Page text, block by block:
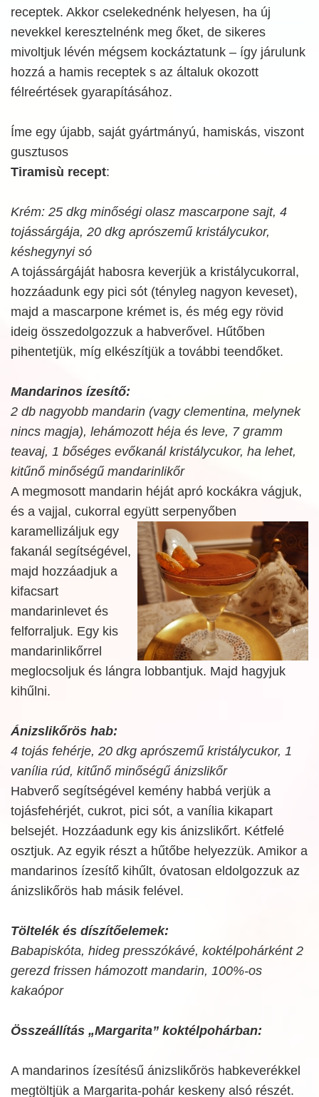
receptek. Akkor cselekednénk helyesen, ha új
nevekkel keresztelnénk meg őket, de sikeres
mivoltjuk lévén mégsem kockáztatunk – így járulunk
hozzá a hamis receptek s az általuk okozott
félreértések gyarapításához.
Íme egy újabb, saját gyártmányú, hamiskás, viszont
gusztusos
Tiramisù recept:
Krém: 25 dkg minőségi olasz mascarpone sajt, 4
tojássárgája, 20 dkg aprószemű kristálycukor,
késhegynyi só
A tojássárgáját habosra keverjük a kristálycukorral,
hozzáadunk egy pici sót (tényleg nagyon keveset),
majd a mascarpone krémet is, és még egy rövid
ideig összedolgozzuk a habverővel. Hűtőben
pihentetjük, míg elkészítjük a további teendőket.
Mandarinos ízesítő:
2 db nagyobb mandarin (vagy clementina, melynek
nincs magja), lehámozott héja és leve, 7 gramm
teavaj, 1 bőséges evőkanál kristálycukor, ha lehet,
kitűnő minőségű mandarinlikőr
A megmosott mandarin héját apró kockákra vágjuk,
és a vajjal, cukorral együtt serpenyőben
karamellizáljuk egy
fakanál segítségével,
majd hozzáadjuk a
kifacsart
mandarinlevet és
felforraljuk. Egy kis
mandarinlikőrrel
meglocsoljuk és lángra lobbantjuk. Majd hagyjuk
kihűlni.
Ánizslikőrös hab:
4 tojás fehérje, 20 dkg aprószemű kristálycukor, 1
vanília rúd, kitűnő minőségű ánizslikőr
Habverő segítségével kemény habbá verjük a
tojásfehérjét, cukrot, pici sót, a vanília kikapart
belsejét. Hozzáadunk egy kis ánizslikőrt. Kétfelé
osztjuk. Az egyik részt a hűtőbe helyezzük. Amikor a
mandarinos ízesítő kihűlt, óvatosan eldolgozzuk az
ánizslikőrös hab másik felével.
Töltelék és díszítőelemek:
Babapiskóta, hideg presszókávé, koktélpohárként 2
gerezd frissen hámozott mandarin, 100%-os
kakaópor
Összeállítás „Margarita” koktélpohárban:
A mandarinos ízesítésű ánizslikőrös habkeverékkel
megtöltjük a Margarita-pohár keskeny alsó részét.